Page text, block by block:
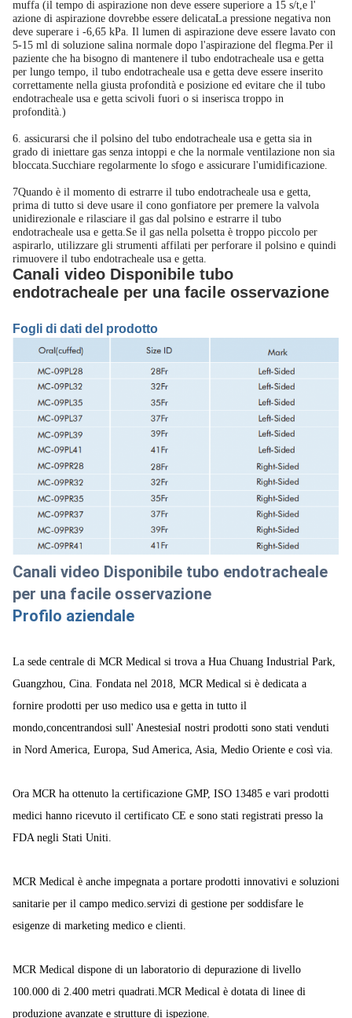
muffa (il tempo di aspirazione non deve essere superiore a 15 s/t,e l'
azione di aspirazione dovrebbe essere delicataLa pressione negativa non
deve superare i -6,65 kPa. Il lumen di aspirazione deve essere lavato con
5-15 ml di soluzione salina normale dopo l'aspirazione del flegma.Per il
paziente che ha bisogno di mantenere il tubo endotracheale usa e getta
per lungo tempo, il tubo endotracheale usa e getta deve essere inserito
correttamente nella giusta profondità e posizione ed evitare che il tubo
endotracheale usa e getta scivoli fuori o si inserisca troppo in
profondità.)
6. assicurarsi che il polsino del tubo endotracheale usa e getta sia in
grado di iniettare gas senza intoppi e che la normale ventilazione non sia
bloccata.Succhiare regolarmente lo sfogo e assicurare l'umidificazione.
7Quando è il momento di estrarre il tubo endotracheale usa e getta,
prima di tutto si deve usare il cono gonfiatore per premere la valvola
unidirezionale e rilasciare il gas dal polsino e estrarre il tubo
endotracheale usa e getta.Se il gas nella polsetta è troppo piccolo per
aspirarlo, utilizzare gli strumenti affilati per perforare il polsino e quindi
rimuovere il tubo endotracheale usa e getta.
Canali video Disponibile tubo
endotracheale per una facile osservazione
Fogli di dati del prodotto
Canali video Disponibile tubo endotracheale
per una facile osservazione
Profilo aziendale
La sede centrale di MCR Medical si trova a Hua Chuang Industrial Park,
Guangzhou, Cina. Fondata nel 2018, MCR Medical si è dedicata a
fornire prodotti per uso medico usa e getta in tutto il
mondo,concentrandosi sull' AnestesiaI nostri prodotti sono stati venduti
in Nord America, Europa, Sud America, Asia, Medio Oriente e così via.
Ora MCR ha ottenuto la certificazione GMP, ISO 13485 e vari prodotti
medici hanno ricevuto il certificato CE e sono stati registrati presso la
FDA negli Stati Uniti.
MCR Medical è anche impegnata a portare prodotti innovativi e soluzioni
sanitarie per il campo medico.servizi di gestione per soddisfare le
esigenze di marketing medico e clienti.
MCR Medical dispone di un laboratorio di depurazione di livello
100.000 di 2.400 metri quadrati.MCR Medical è dotata di linee di
produzione avanzate e strutture di ispezione.